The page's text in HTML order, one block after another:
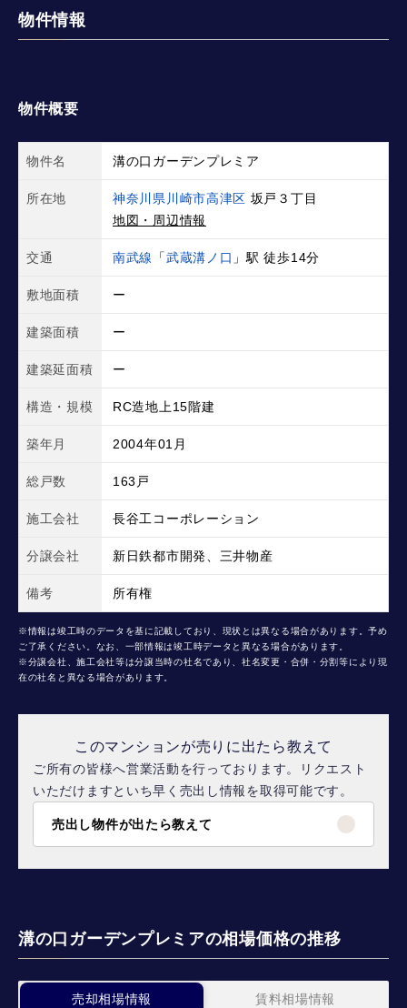
物件情報
物件概要
物件名 溝の口ガーデンプレミア
所在地 神奈川県川崎市高津区 坂戸３丁目
地図・周辺情報
交通 南武線 「武蔵溝ノ口 」駅 徒歩14分
敷地面積 ー
建築面積 ー
建築延面積 ー
構造・規模 RC造地上15階建
築年月 2004年01月
総戸数 163戸
施工会社 長谷工コーポレーション
分譲会社 新日鉄都市開発、三井物産
備考 所有権
※情報は竣工時のデータを基に記載しており、現状とは異なる場合があります。予め
ご了承ください。なお、一部情報は竣工時データと異なる場合があります。
※分譲会社、施工会社等は分譲当時の社名であり、社名変更・合併・分割等により現
在の社名と異なる場合があります。
このマンションが売りに出たら教えて
ご所有の皆様へ営業活動を行っております。リクエスト
いただけますといち早く売出し情報を取得可能です。
売出し物件が出たら教えて
溝の口ガーデンプレミアの相場価格の推移
売却相場情報 賃料相場情報